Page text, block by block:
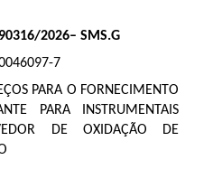
2026– SMS.G
7
PARA O FORNECIMENTO
PARA INSTRUMENTAIS
DE OXIDAÇÃO DE